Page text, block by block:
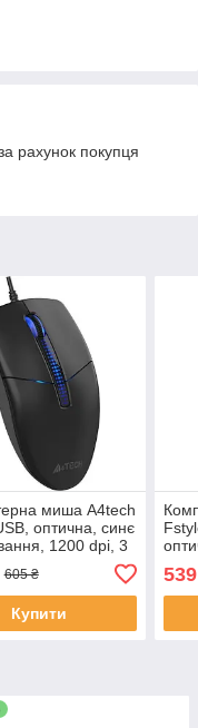
рахунок покупця
миша A4tech
оптична, синє
1200 dpi, 3
605 ₴
Купити
539